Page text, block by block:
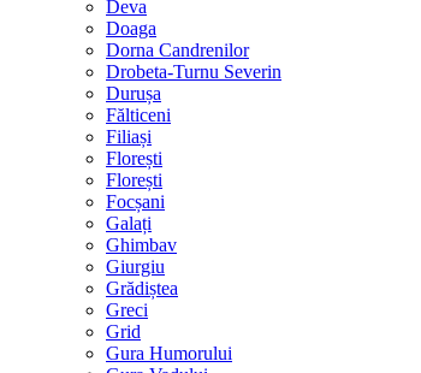
Deva
Doaga
Dorna Candrenilor
Drobeta-Turnu Severin
Durușa
Fălticeni
Filiași
Florești
Florești
Focșani
Galați
Ghimbav
Giurgiu
Grădiștea
Greci
Grid
Gura Humorului